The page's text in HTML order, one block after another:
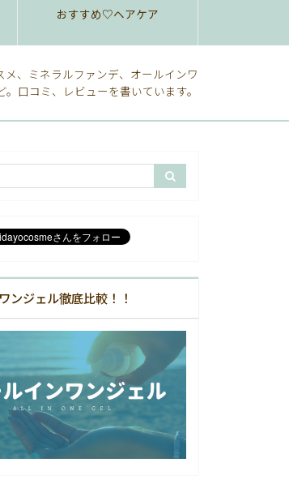
おすすめ♡ヘアケア
メ、ミネラルファンデ、オールインワ
。口コミ、レビューを書いています。
ンジェル徹底比較！！